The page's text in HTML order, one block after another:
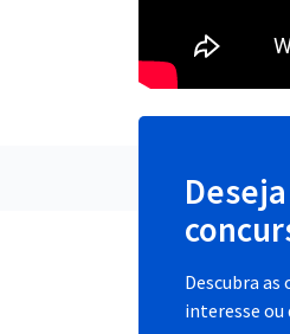
Descubra
interesse ou